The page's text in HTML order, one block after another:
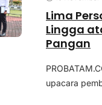
Lima
Lingga
Pangan
upacara